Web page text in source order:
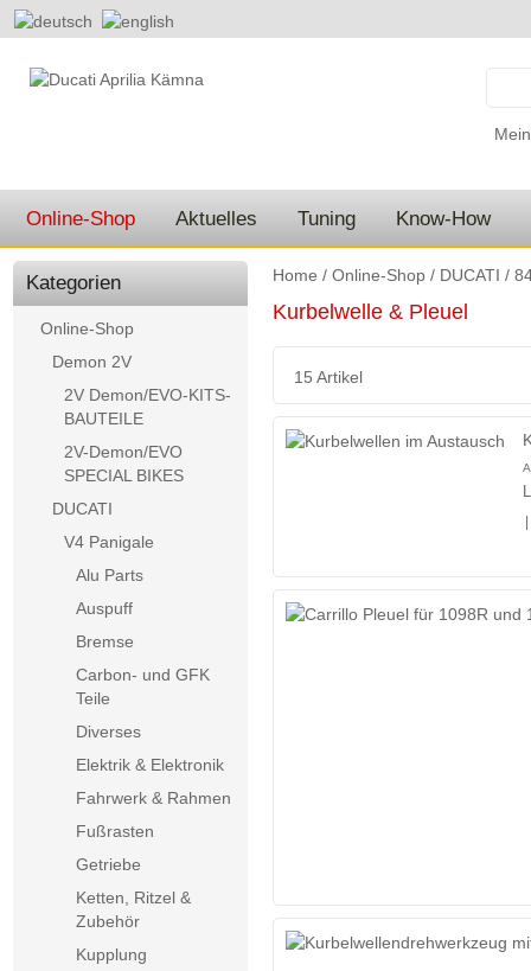
Online-Shop Aktuelles Tuning Know-How
Home / Online-Shop / DUCATI /
Kurbelwelle & Pleuel
15 Artikel
Kategorien
Online-Shop
Demon 2V
2V Demon/EVO-KITS-
BAUTEILE
2V-Demon/EVO
SPECIAL BIKES
DUCATI
V4 Panigale
Alu Parts
Auspuff
Bremse
Carbon- und GFK
Teile
Diverses
Elektrik & Elektronik
Fahrwerk & Rahmen
Fußrasten
Getriebe
Ketten, Ritzel &
Zubehör
Kupplung